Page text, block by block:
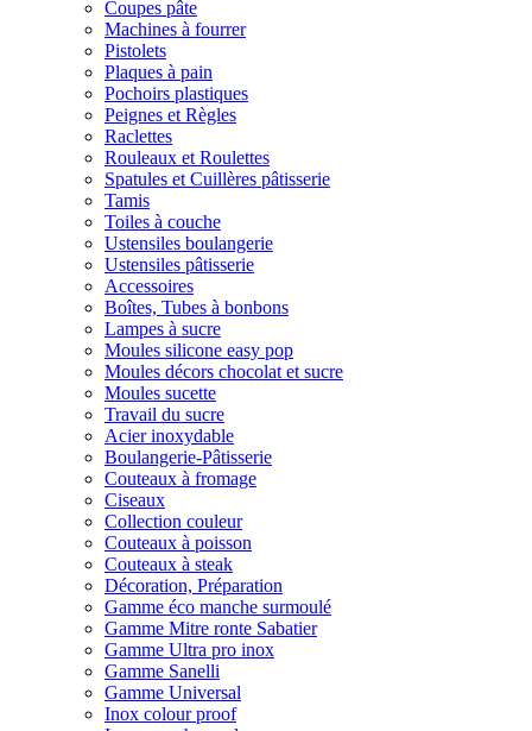
Coupes pâte
Machines à fourrer
Pistolets
Plaques à pain
Pochoirs plastiques
Peignes et Règles
Raclettes
Rouleaux et Roulettes
Spatules et Cuillères pâtisserie
Tamis
Toiles à couche
Ustensiles boulangerie
Ustensiles pâtisserie
Accessoires
Boîtes, Tubes à bonbons
Lampes à sucre
Moules silicone easy pop
Moules décors chocolat et sucre
Moules sucette
Travail du sucre
Acier inoxydable
Boulangerie-Pâtisserie
Couteaux à fromage
Ciseaux
Collection couleur
Couteaux à poisson
Couteaux à steak
Décoration, Préparation
Gamme éco manche surmoulé
Gamme Mitre ronte Sabatier
Gamme Ultra pro inox
Gamme Sanelli
Gamme Universal
Inox colour proof